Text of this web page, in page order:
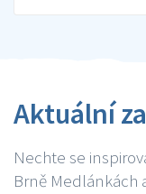
Aktuální
Nechte se
Brně Medlánkách